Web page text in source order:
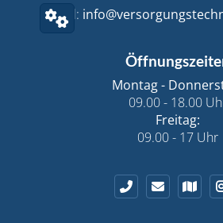
E-Mail:
Montag -
09.00 - 18.00
Freitag:
09.00 - 17 Uhr